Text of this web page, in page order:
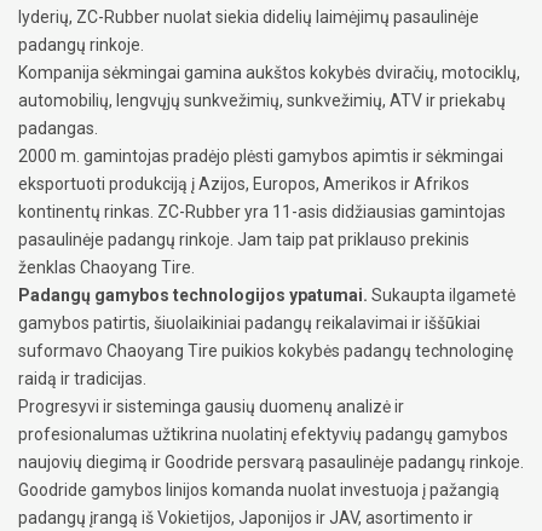
lyderių, ZC-Rubber nuolat siekia didelių laimėjimų pasaulinėje
padangų rinkoje.
Kompanija sėkmingai gamina aukštos kokybės dviračių, motociklų,
automobilių, lengvųjų sunkvežimių, sunkvežimių, ATV ir priekabų
padangas.
2000 m. gamintojas pradėjo plėsti gamybos apimtis ir sėkmingai
eksportuoti produkciją į Azijos, Europos, Amerikos ir Afrikos
kontinentų rinkas. ZC-Rubber yra 11-asis didžiausias gamintojas
pasaulinėje padangų rinkoje. Jam taip pat priklauso prekinis
ženklas Chaoyang Tire.
Padangų gamybos technologijos ypatumai. Sukaupta ilgametė
gamybos patirtis, šiuolaikiniai padangų reikalavimai ir iššūkiai
suformavo Chaoyang Tire puikios kokybės padangų technologinę
raidą ir tradicijas.
Progresyvi ir sisteminga gausių duomenų analizė ir
profesionalumas užtikrina nuolatinį efektyvių padangų gamybos
naujovių diegimą ir Goodride persvarą pasaulinėje padangų rinkoje.
Goodride gamybos linijos komanda nuolat investuoja į pažangią
padangų įrangą iš Vokietijos, Japonijos ir JAV, asortimento ir